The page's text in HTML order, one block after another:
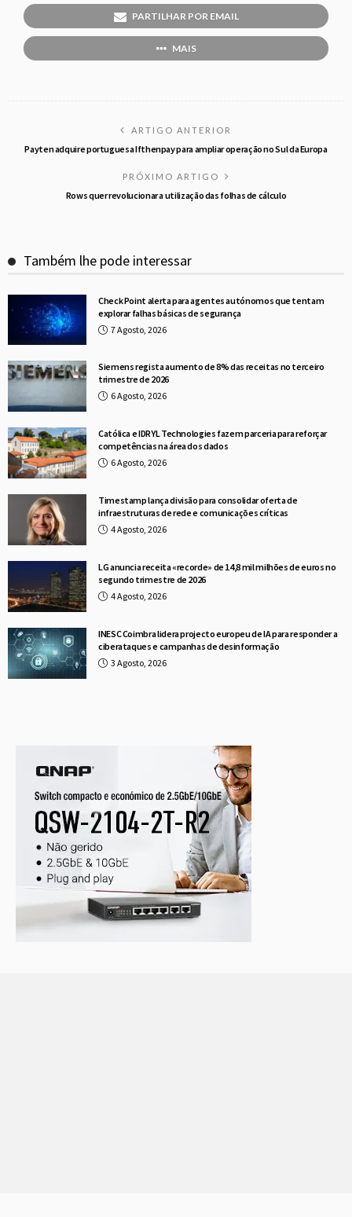
PARTILHAR POR EMAIL
MAIS
ARTIGO ANTERIOR
Payten adquire portuguesa Ifthenpay para ampliar operação no Sul da Europa
PRÓXIMO ARTIGO
Rows quer revolucionar a utilização das folhas de cálculo
Também lhe pode interessar
Check Point alerta para agentes autónomos que tentam
explorar falhas básicas de segurança
7 Agosto, 2026
Siemens regista aumento de 8% das receitas no terceiro
trimestre de 2026
6 Agosto, 2026
Católica e IDRYL Technologies fazem parceria para reforçar
competências na área dos dados
6 Agosto, 2026
Timestamp lança divisão para consolidar oferta de
infraestruturas de rede e comunicações críticas
4 Agosto, 2026
LG anuncia receita «recorde» de 14,8 mil milhões de euros no
segundo trimestre de 2026
4 Agosto, 2026
INESC Coimbra lidera projecto europeu de IA para responder a
ciberataques e campanhas de desinformação
3 Agosto, 2026